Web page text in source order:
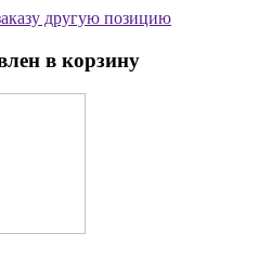
другую позицию
в корзину